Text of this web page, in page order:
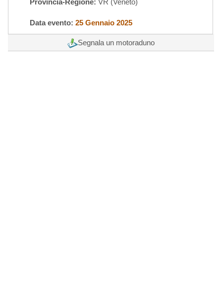
Provincia-Regione: VR (Veneto)
Data evento: 25 Gennaio 2025
Segnala un motoraduno